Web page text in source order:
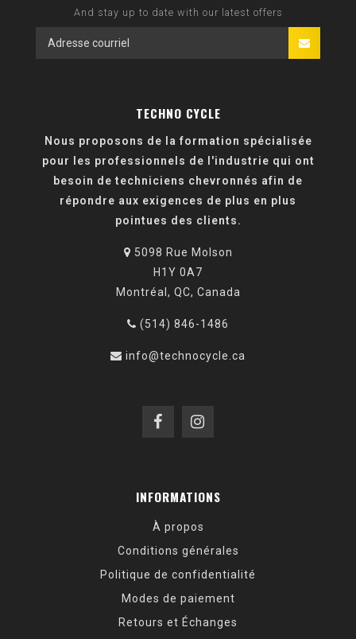
And stay up to date with our latest offers
TECHNO CYCLE
Nous proposons de la formation spécialisée
pour les professionnels de l'industrie qui ont
besoin de techniciens chevronnés afin de
répondre aux exigences de plus en plus
pointues des clients.
5098 Rue Molson
H1Y 0A7
Montréal, QC, Canada
(514) 846-1486
info@technocycle.ca
INFORMATIONS
À propos
Conditions générales
Politique de confidentialité
Modes de paiement
Retours et Échanges